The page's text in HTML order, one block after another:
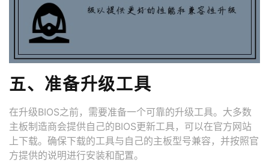
五、准备升级工具
在升级BIOS之前，需要准备一个可靠的升级工具。大多数
主板制造商会提供自己的BIOS更新工具，可以在官方网站
上下载。确保下载的工具与自己的主板型号兼容，并按照官
方提供的说明进行安装和配置。